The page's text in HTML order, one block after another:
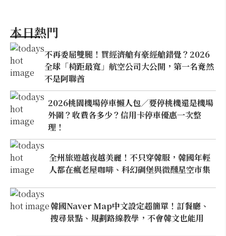
本日熱門
不再委屈雙腿！買經濟艙有豪經艙錯覺？2026
全球「椅距最寬」航空公司大公開，第一名竟然
不是阿聯酋
2026桃園機場停車懶人包／要停桃機還是機場
外圍？收費各多少？信用卡停車優惠一次整
理！
全州旅遊越夜越美麗！不只穿韓服，韓國年輕
人都在瘋老屋咖啡、科幻碉堡與微醺星空市集
韓國Naver Map中文設定超簡單！訂餐廳、
搜尋景點、規劃路線教學，不會韓文也能用